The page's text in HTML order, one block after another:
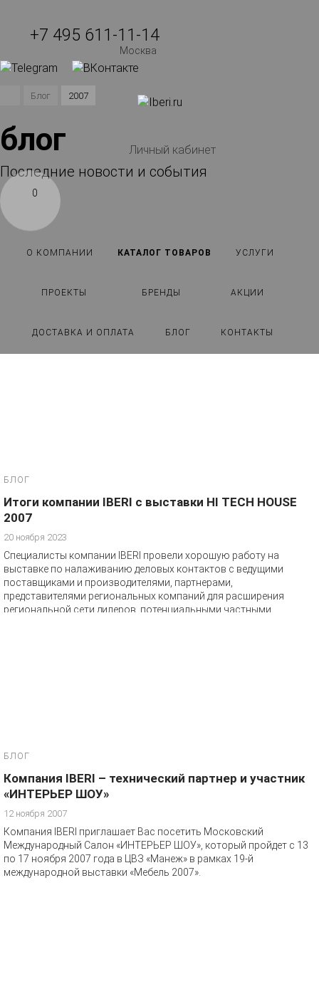
+7 495 611-11-14
Москва
Личный кабинет
0
О КОМПАНИИ КАТАЛОГ ТОВАРОВ УСЛУГИ
ПРОЕКТЫ БРЕНДЫ АКЦИИ
ДОСТАВКА И ОПЛАТА БЛОГ КОНТАКТЫ
Блог 2007
блог
Последние новости и события
БЛОГ
Итоги компании IBERI с выставки HI TECH HOUSE
2007
20 ноября 2023
Специалисты компании IBERI провели хорошую работу на
выставке по налаживанию деловых контактов с ведущими
поставщиками и производителями, партнерами,
представителями региональных компаний для расширения
региональной сети дилеров, потенциальными частными
БЛОГ
Компания IBERI – технический партнер и участник
«ИНТЕРЬЕР ШОУ»
12 ноября 2007
Компания IBERI приглашает Вас посетить Московский
Международный Салон «ИНТЕРЬЕР ШОУ», который пройдет с 13
по 17 ноября 2007 года в ЦВЗ «Манеж» в рамках 19-й
международной выставки «Мебель 2007».